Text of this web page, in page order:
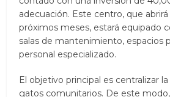
adecuación. Este centro, que
próximos meses, estará equipado
salas de mantenimiento, espacios
personal especializado.
El objetivo principal es centralizar
gatos comunitarios. De este modo,